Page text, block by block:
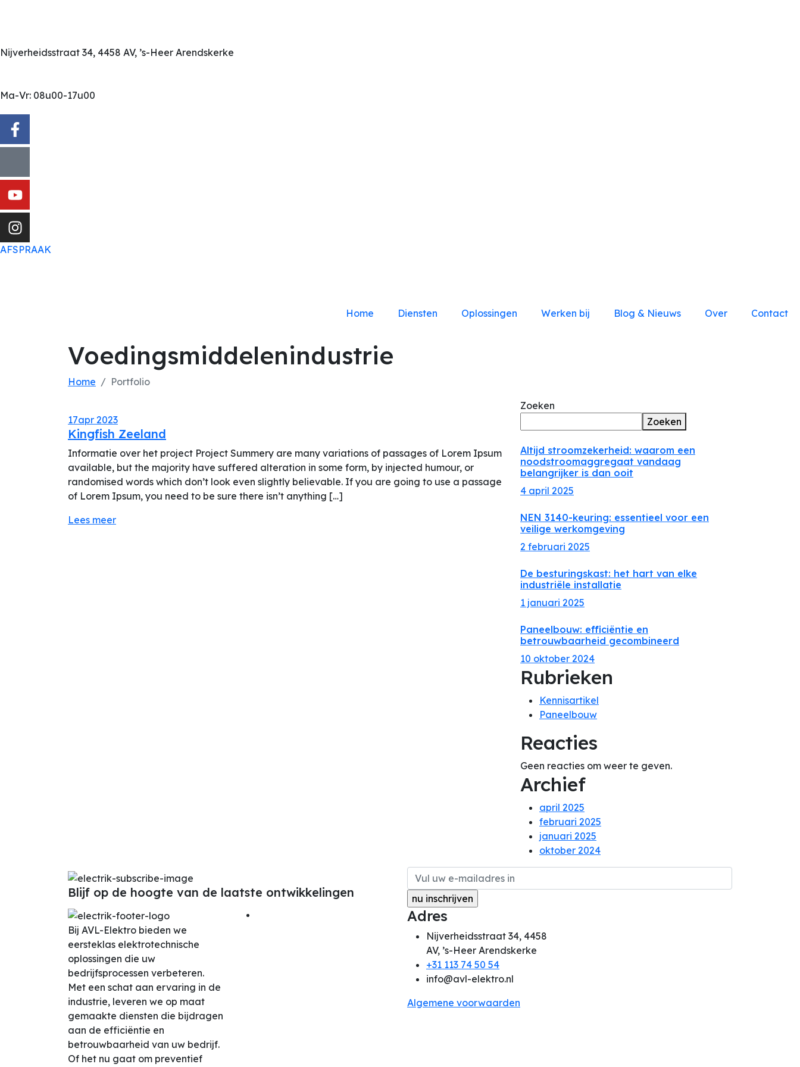
Nijverheidsstraat 34, 4458 AV, ’s-Heer Arendskerke
Ma-Vr: 08u00-17u00
AFSPRAAK
Home Diensten Oplossingen Werken bij Blog & Nieuws Over Contact
Voedingsmiddelenindustrie
Home Portfolio
17apr 2023
Kingfish Zeeland
Informatie over het project Project Summery are many variations of passages of Lorem Ipsum
available, but the majority have suffered alteration in some form, by injected humour, or
randomised words which don’t look even slightly believable. If you are going to use a passage
of Lorem Ipsum, you need to be sure there isn’t anything […]
Lees meer
Zoeken
Zoeken
Altijd stroomzekerheid: waarom een
noodstroomaggregaat vandaag
belangrijker is dan ooit
4 april 2025
NEN 3140-keuring: essentieel voor een
veilige werkomgeving
2 februari 2025
De besturingskast: het hart van elke
industriële installatie
1 januari 2025
Paneelbouw: efficiëntie en
betrouwbaarheid gecombineerd
10 oktober 2024
Rubrieken
Kennisartikel
Paneelbouw
Reacties
Geen reacties om weer te geven.
Archief
april 2025
februari 2025
januari 2025
oktober 2024
Blijf op de hoogte van de laatste ontwikkelingen
Bij AVL-Elektro bieden we
eersteklas elektrotechnische
oplossingen die uw
bedrijfsprocessen verbeteren.
Met een schat aan ervaring in de
industrie, leveren we op maat
gemaakte diensten die bijdragen
aan de efficiëntie en
betrouwbaarheid van uw bedrijf.
Of het nu gaat om preventief
Adres
Nijverheidsstraat 34, 4458
AV, ’s-Heer Arendskerke
+31 113 74 50 54
info@avl-elektro.nl
Algemene voorwaarden